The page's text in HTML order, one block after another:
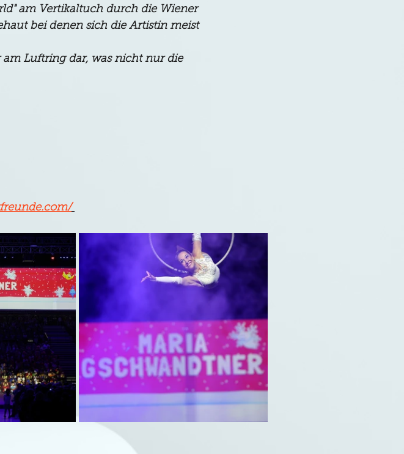
am Vertikaltuch durch die Wiener
bei denen sich die Artistin meist
Luftring dar, was nicht nur die